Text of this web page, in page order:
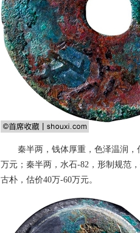
秦半两，钱体厚重，色泽温润
万元；秦半两，水石-82，形制规范
古朴，估价40万-60万元。